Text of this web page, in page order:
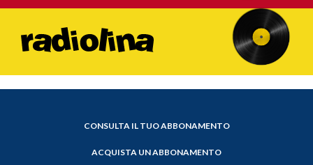
CONSULTA IL TUO ABBONAMENTO
ACQUISTA UN ABBONAMENTO